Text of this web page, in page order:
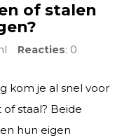
of stalen
Reacties: 0
kom je al snel voor
staal? Beide
hun eigen